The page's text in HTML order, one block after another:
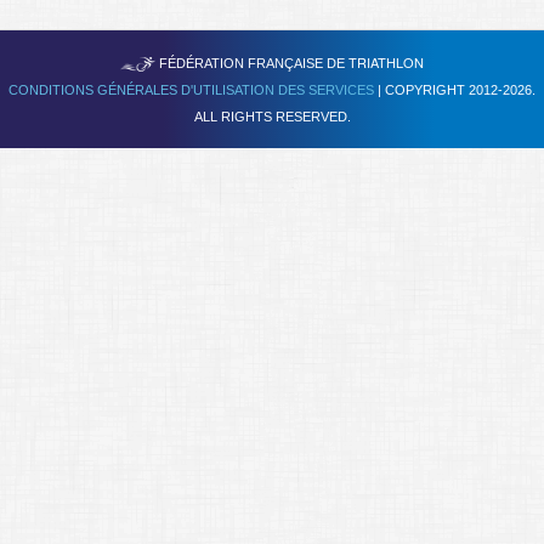
Se former
FÉDÉRATION FRANÇAISE DE TRIATHLON
CONDITIONS GÉNÉRALES D'UTILISATION DES SERVICES | COPYRIGHT 2012-2026.
ALL RIGHTS RESERVED.